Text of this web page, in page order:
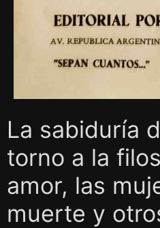
La sabiduría
torno a la
amor, las
muerte y